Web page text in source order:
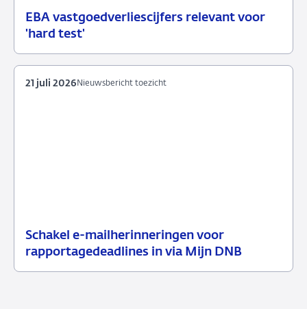
EBA vastgoedverliescijfers relevant voor
'hard test'
23
Nieuwsbericht
Schakel e-mailherinneringen voor
rapportagedeadlines in via Mijn DNB
21
Nieuwsbericht
Nieuwsbericht toezicht
21 juli 2026